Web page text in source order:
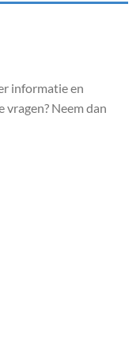
informatie en
Neem dan